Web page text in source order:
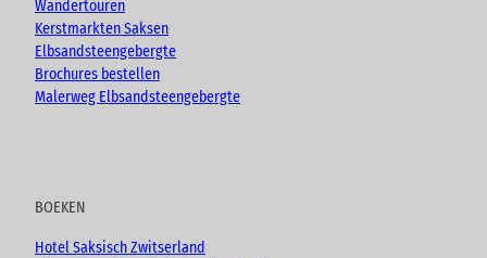
Wandertouren
Kerstmarkten Saksen
Elbsandsteengebergte
Brochures bestellen
Malerweg Elbsandsteengebergte
BOEKEN
Hotel Saksisch Zwitserland